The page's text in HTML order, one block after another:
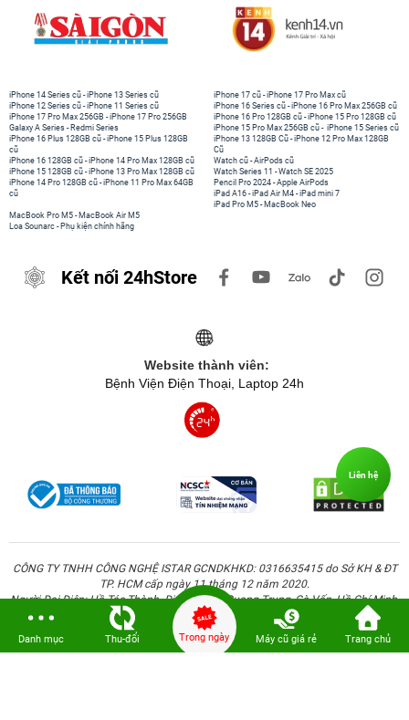
iPhone 14 Series cũ -iPhone 13 Series cũ
iPhone 12 Series cũ -iPhone 11 Series cũ
iPhone 17 Pro Max 256GB -iPhone 17 Pro 256GB
Galaxy A Series - Redmi Series
iPhone 17 cũ -iPhone 17 Pro Max cũ
iPhone 16 Series cũ - iPhone 16 Pro Max 256GB cũ
iPhone 16 Pro 128GB cũ -iPhone 15 Pro 128GB cũ
iPhone 15 Pro Max 256GB cũ - iPhone 15 Series cũ
iPhone 16 Plus 128GB cũ -iPhone 15 Plus 128GB
cũ
iPhone 16 128GB cũ -iPhone 14 Pro Max 128GB cũ
iPhone 15 128GB cũ -iPhone 13 Pro Max 128GB cũ
iPhone 14 Pro 128GB cũ -iPhone 11 Pro Max 64GB
cũ
iPhone 13 128GB Cũ -iPhone 12 Pro Max 128GB
Cũ
Watch cũ -AirPods cũ
Watch Series 11 -Watch SE 2025
Pencil Pro 2024 -Apple AirPods
iPad A16 -iPad Air M4 -iPad mini 7
iPad Pro M5 - MacBook Neo
MacBook Pro M5 - MacBook Air M5
Loa Sounarc - Phụ kiện chính hãng
Kết nối 24hStore
Website thành viên:
Bệnh Viện Điện Thoại, Laptop 24h
CÔNG TY TNHH CÔNG NGHỆ ISTAR GCNDKHKD: 0316635415 do Sở KH & ĐT
TP. HCM cấp ngày 11 tháng 12 năm 2020.
Người Đại Diện: Hồ Tác Thành. Địa chỉ: 389 Quang Trung, Gò Vấp, Hồ Chí Minh.
Danh mục Thu-đổi Trong ngày Máy cũ giá rẻ Trang chủ
Liên hệ